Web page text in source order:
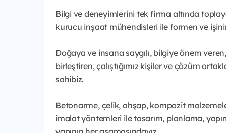
Bilgi ve deneyimlerini tek firma altında
kurucu inşaat mühendisleri ile formen ve
Doğaya ve insana saygılı, bilgiye önem
birleştiren, çalıştığımız kişiler ve çözüm
sahibiz.
Betonarme, çelik, ahşap, kompozit
imalat yöntemleri ile tasarım, planlama,